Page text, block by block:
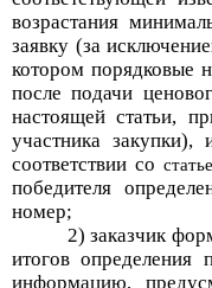
возрастания
заявку (за
котором порядковые
после подачи
настоящей статьи,
участника
соответствии со
победителя
номер;
2) заказчик
итогов определения
информацию,